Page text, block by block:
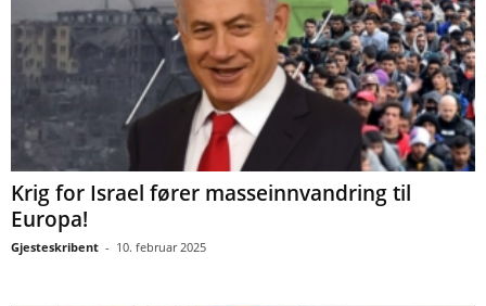
Krig for Israel fører masseinnvandring til
Europa!
Gjesteskribent - 10. februar 2025